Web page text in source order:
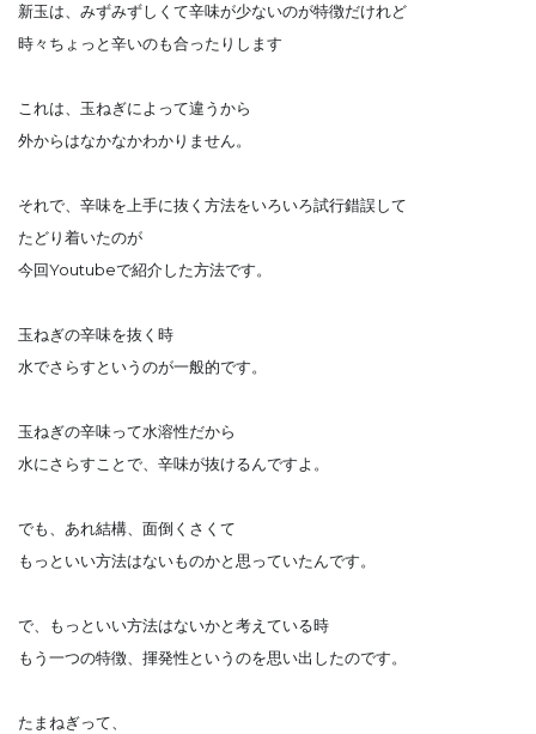
新玉は、みずみずしくて辛味が少ないのが特徴だけれど
時々ちょっと辛いのも合ったりします
これは、玉ねぎによって違うから
外からはなかなかわかりません。
それで、辛味を上手に抜く方法をいろいろ試行錯誤して
たどり着いたのが
今回Youtubeで紹介した方法です。
玉ねぎの辛味を抜く時
水でさらすというのが一般的です。
玉ねぎの辛味って水溶性だから
水にさらすことで、辛味が抜けるんですよ。
でも、あれ結構、面倒くさくて
もっといい方法はないものかと思っていたんです。
で、もっといい方法はないかと考えている時
もう一つの特徴、揮発性というのを思い出したのです。
たまねぎって、